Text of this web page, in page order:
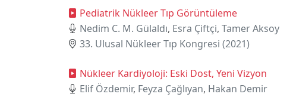
Pediatrik Nükleer Tıp Görüntüleme
Nedim C. M. Gülaldı, Esra Çiftçi, Tamer Aksoy
33. Ulusal Nükleer Tıp Kongresi (2021)
Nükleer Kardiyoloji: Eski Dost, Yeni Vizyon
Elif Özdemir, Feyza Çağlıyan, Hakan Demir